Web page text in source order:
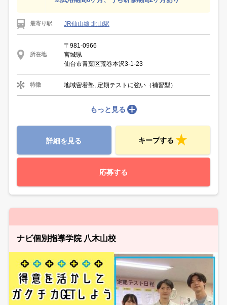
最寄り駅 JR仙山線 北山駅
所在地
〒981-0966
宮城県
仙台市青葉区荒巻本沢3-1-23
特徴 地域密着塾, 定期テストに強い（補習型）
もっと見る
詳細を見る キープする
応募する
ナビ個別指導学院 八木山校